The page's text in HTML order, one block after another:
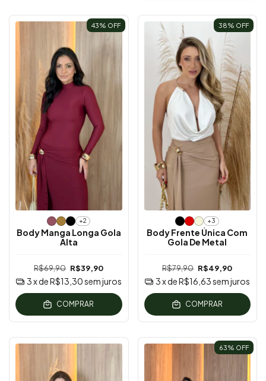
43% OFF
+2
Body Manga Longa Gola
Alta
R$69,90 R$39,90
3x deR$13,30sem juros
COMPRAR
38% OFF
+3
Body Frente Única Com
Gola De Metal
R$79,90 R$49,90
3x deR$16,63sem juros
COMPRAR
63% OFF